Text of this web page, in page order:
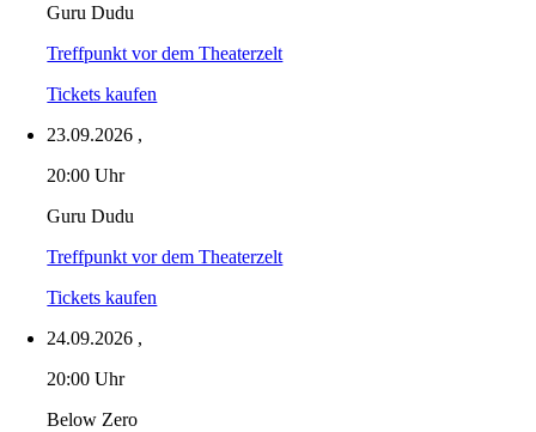
Guru Dudu
Treffpunkt vor dem Theaterzelt
Tickets kaufen
23.09.2026 ,
20:00 Uhr
Guru Dudu
Treffpunkt vor dem Theaterzelt
Tickets kaufen
24.09.2026 ,
20:00 Uhr
Below Zero